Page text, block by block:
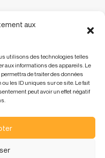
aux
utilisons des technologies telles
aux informations des appareils. Le
de traiter des données
les ID uniques sur ce site. Le fait
peut avoir un effet négatif
31,